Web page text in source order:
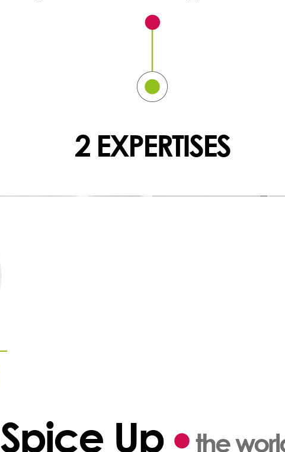
2 EXPERTISES
Spice Up the